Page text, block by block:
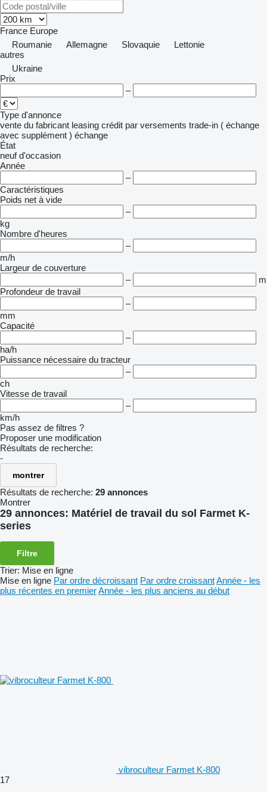
France Europe
Roumanie
Allemagne Slovaquie
Lettonie
autres
Ukraine
Prix
–
Type d'annonce
vente du fabricant leasing crédit par versements trade-in ( échange
avec supplément ) échange
État
neuf d'occasion
Année
–
Caractéristiques
Poids net à vide
–
kg
Nombre d'heures
–
m/h
Largeur de couverture
–
m
Profondeur de travail
–
mm
Capacité
–
ha/h
Puissance nécessaire du tracteur
–
ch
Vitesse de travail
–
km/h
Pas assez de filtres ?
Proposer une modification
Résultats de recherche:
-
montrer
Résultats de recherche: 29 annonces
Montrer
29 annonces: Matériel de travail du sol Farmet K-
series
Filtre
Trier: Mise en ligne
Mise en ligne Par ordre décroissant Par ordre croissantAnnée - les
plus récentes en premierAnnée - les plus anciens au début
vibroculteur Farmet K-800
17